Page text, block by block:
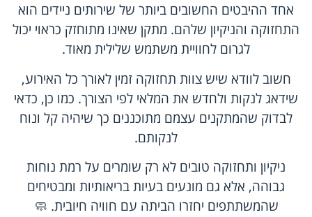
אחד ההיבטים החשובים ביותר של שירותים ניידים הוא
התחזוקה והניקיון שלהם. מתקן שאינו מתוחזק כראוי יכול
לגרום לחוויית משתמש שלילית מאוד.
חשוב לוודא שיש צוות תחזוקה זמין לאורך כל האירוע,
שידאג לנקות ולחדש את המלאי לפי הצורך. כמו כן, כדאי
לבדוק שהמתקנים עצמם מתוכננים כך שיהיה קל ונוח
לנקותם.
ניקיון ותחזוקה טובים לא רק שומרים על רמת נוחות
גבוהה, אלא גם מונעים בעיות בריאותיות ומבטיחים
שהמשתתפים יחזרו הביתה עם חוויה חיובית. 🧼